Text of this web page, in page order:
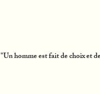
"Un homme est fait de choix et